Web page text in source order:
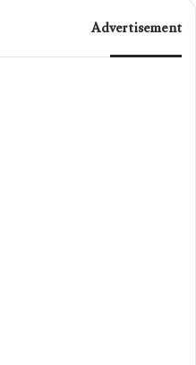
Advertisement